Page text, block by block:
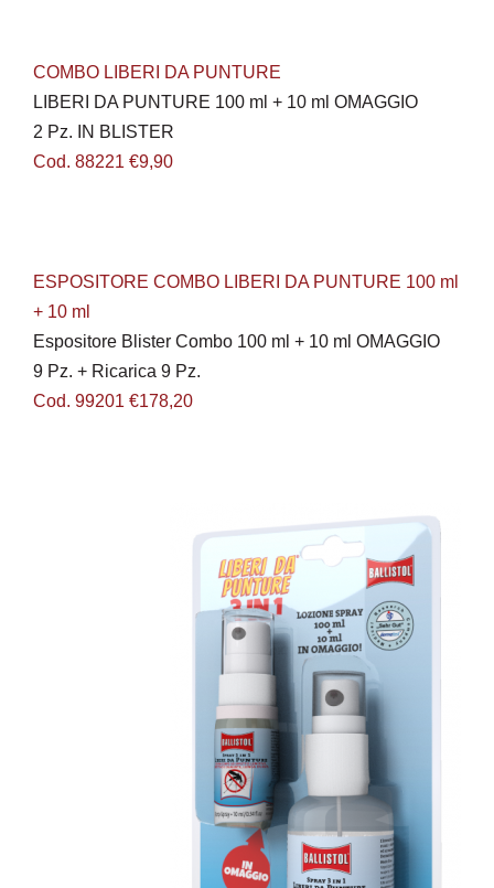
COMBO LIBERI DA PUNTURE
LIBERI DA PUNTURE 100 ml + 10 ml OMAGGIO
2 Pz. IN BLISTER
Cod. 88221 €9,90
ESPOSITORE COMBO LIBERI DA PUNTURE 100 ml
+ 10 ml
Espositore Blister Combo 100 ml + 10 ml OMAGGIO
9 Pz. + Ricarica 9 Pz.
Cod. 99201 €178,20